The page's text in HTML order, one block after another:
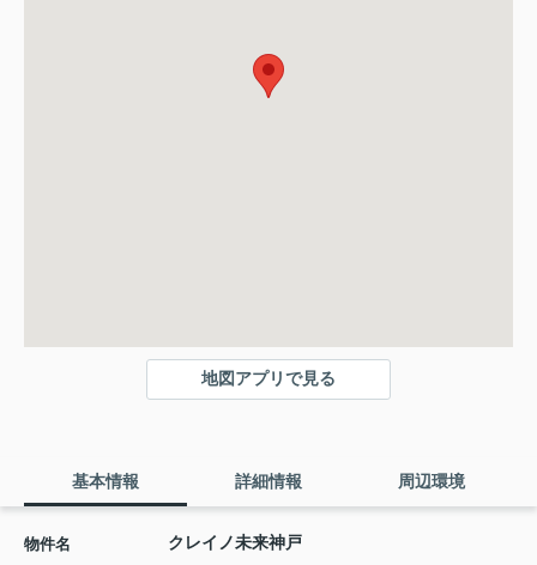
地図アプリで見る
基本情報 詳細情報 周辺環境
物件名 クレイノ未来神戸